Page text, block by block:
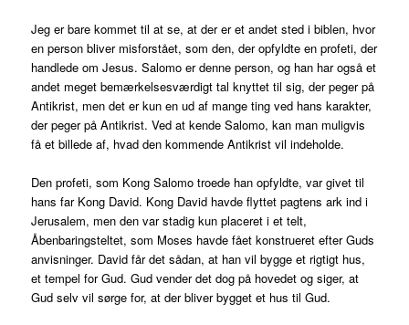
Jeg er bare kommet til at se, at der er et andet sted i biblen, hvor
en person bliver misforstået, som den, der opfyldte en profeti, der
handlede om Jesus. Salomo er denne person, og han har også et
andet meget bemærkelsesværdigt tal knyttet til sig, der peger på
Antikrist, men det er kun en ud af mange ting ved hans karakter,
der peger på Antikrist. Ved at kende Salomo, kan man muligvis
få et billede af, hvad den kommende Antikrist vil indeholde.
Den profeti, som Kong Salomo troede han opfyldte, var givet til
hans far Kong David. Kong David havde flyttet pagtens ark ind i
Jerusalem, men den var stadig kun placeret i et telt,
Åbenbaringsteltet, som Moses havde fået konstrueret efter Guds
anvisninger. David får det sådan, at han vil bygge et rigtigt hus,
et tempel for Gud. Gud vender det dog på hovedet og siger, at
Gud selv vil sørge for, at der bliver bygget et hus til Gud.